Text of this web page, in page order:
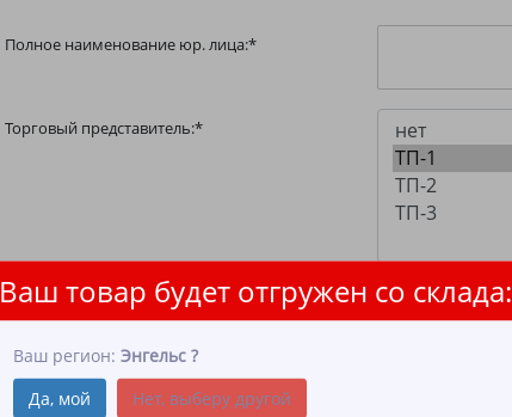
Ваш товар будет отгружен со склада:
Ваш регион: Энгельс ?
Да, мой
Нет, выберу другой
Полное наименование юр. лица:*
Торговый представитель:*
Юридический адрес:*